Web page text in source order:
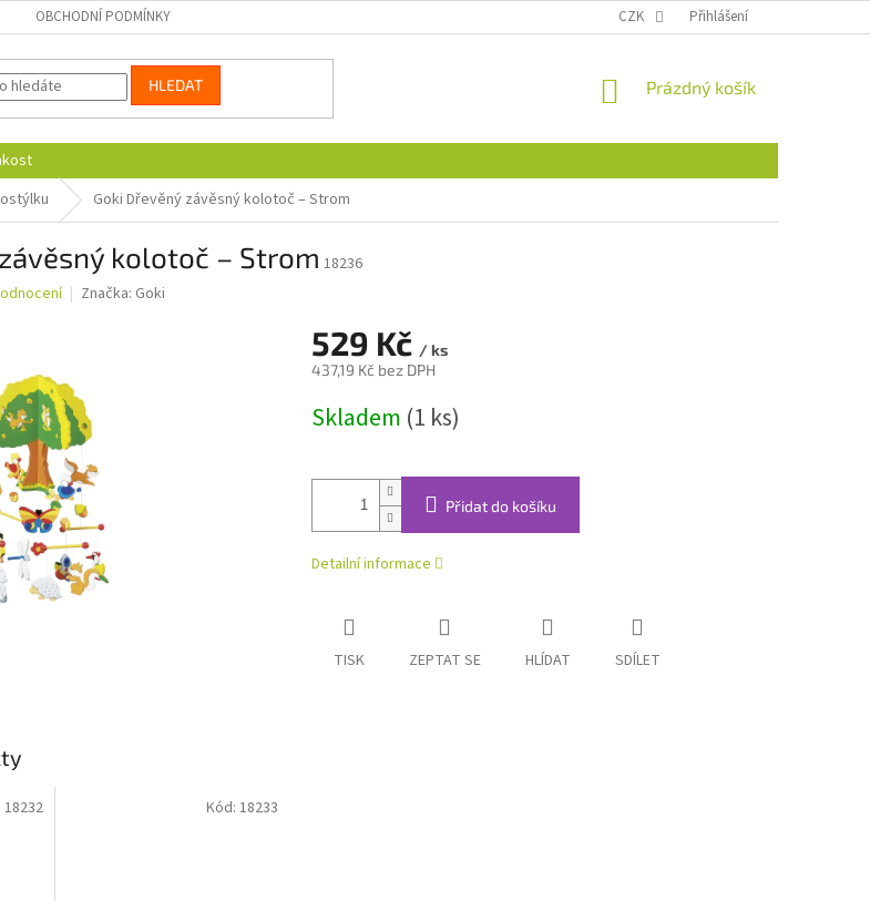
OBCHODNÍ PODMÍNKY CZK Přihlášení
HLEDAT
NÁKUPNÍ
Prázdný košík
Goki Dřevěný závěsný kolotoč – Strom
kolotoč – Strom 18236
Značka: Goki
529 Kč / ks
437,19 Kč bez DPH
cena:
Skladem (1 ks)
Přidat do košíku
Detailní informace
TISK ZEPTAT SE HLÍDAT SDÍLET
18232 Kód: 18233